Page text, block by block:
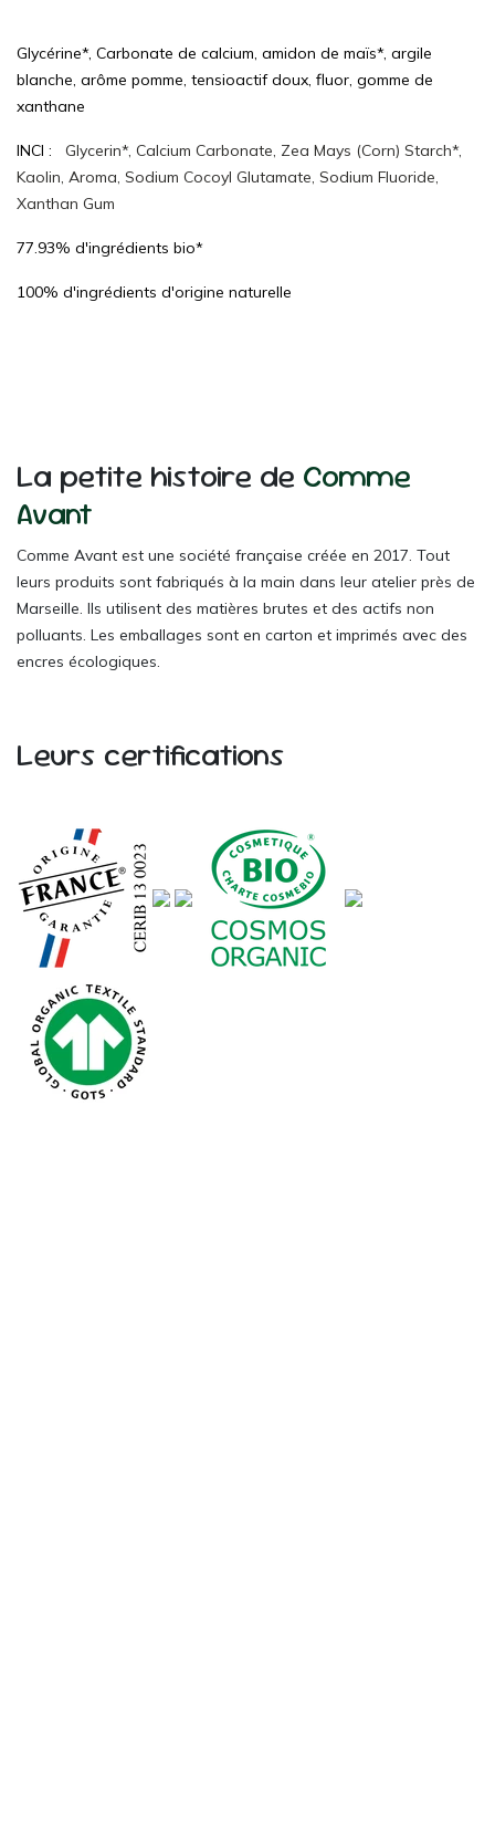
Glycérine*, Carbonate de calcium, amidon de maïs*, argile
blanche, arôme pomme, tensioactif doux, fluor, gomme de
xanthane
INCI : Glycerin*, Calcium Carbonate, Zea Mays (Corn) Starch*,
Kaolin, Aroma, Sodium Cocoyl Glutamate, Sodium Fluoride,
Xanthan Gum
77.93% d'ingrédients bio*
100% d'ingrédients d'origine naturelle
La petite histoire de Comme
Avant
Comme Avant est une société française créée en 2017. Tout
leurs produits sont fabriqués à la main dans leur atelier près de
Marseille. Ils utilisent des matières brutes et des actifs non
polluants. Les emballages sont en carton et imprimés avec des
encres écologiques.
Leurs certifications